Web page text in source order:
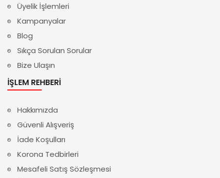
Üyelik İşlemleri
Kampanyalar
Blog
Sıkça Sorulan Sorular
Bize Ulaşın
İŞLEM REHBERI
Hakkımızda
Güvenli Alışveriş
İade Koşulları
Korona Tedbirleri
Mesafeli Satış Sözleşmesi